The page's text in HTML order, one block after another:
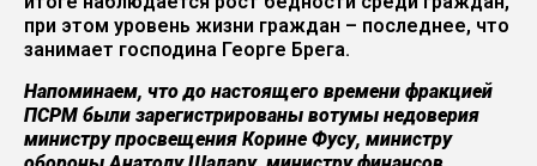
при этом уровень жизни граждан – последнее, что
занимает господина Георге Брега.
Напоминаем, что до настоящего времени фракцией
ПСРМ были зарегистрированы вотумы недоверия
министру просвещения Корине Фусу, министру